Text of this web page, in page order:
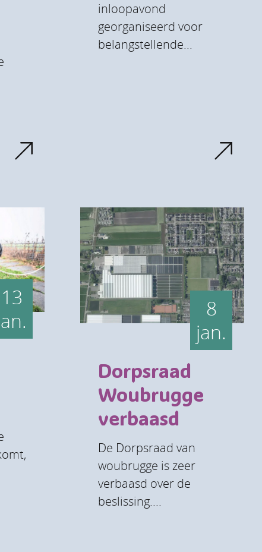
inloopavond
georganiseerd voor
belangstellende...
13
8
jan.
Dorpsraad
Woubrugge
verbaasd
De Dorpsraad van
woubrugge is zeer
verbaasd over de
beslissing....